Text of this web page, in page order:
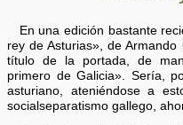
En una edición bastante
rey de Asturias», de
título de la portada, de
primero de Galicia». Sería,
asturiano, ateniéndose a
socialseparatismo gallego,